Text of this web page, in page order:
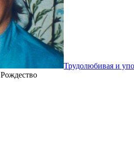
Трудолюбивая и
Рождество